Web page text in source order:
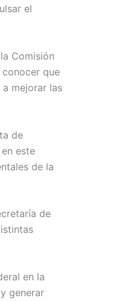
el
Comisión
que
mejorar las
de
este
de la
de
en la
generar